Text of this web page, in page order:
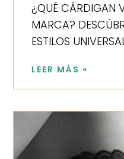
¿QUÉ CÁRDIGAN
MARCA?
ESTILOS
LEER MÁS »